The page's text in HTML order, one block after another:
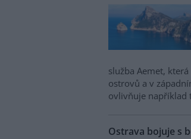
služba Aemet,
ostrovů a v
ovlivňuje například
Ostrava bojuje s